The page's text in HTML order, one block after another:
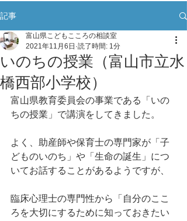
記事
いのちの授業（富山市立水
橋西部小学校）
富山県こどもこころの相談室
2021年11月6日 読了時間: 1分
富山県教育委員会の事業である「いの
ちの授業」で講演をしてきました。
よく、助産師や保育士の専門家が「子
どものいのち」や「生命の誕生」につ
いてお話することがあるようですが、
臨床心理士の専門性から「自分のここ
ろを大切にするために知っておきたい